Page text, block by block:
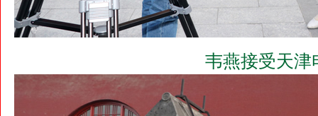
韦燕接受天津